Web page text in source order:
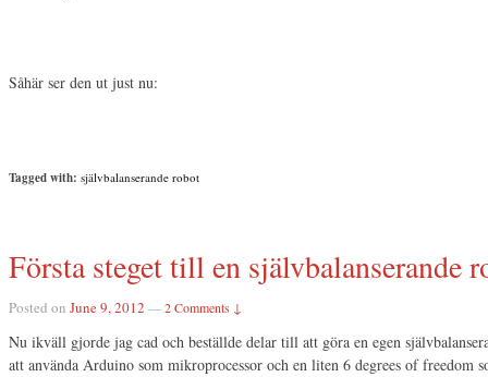
Såhär ser den ut just nu:
Tagged with: självbalanserande robot
Första steget till en självbalanserande
Posted on June 9, 2012 —2 Comments ↓
Nu ikväll gjorde jag cad och beställde delar till att göra en egen
att använda Arduino som mikroprocessor och en liten 6 degrees of freedom